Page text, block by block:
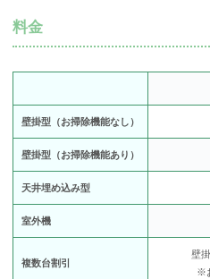
料金
壁掛型（お掃除機能なし）
壁掛型（お掃除機能あり）
天井埋め込み型
室外機
複数台割引
壁
※